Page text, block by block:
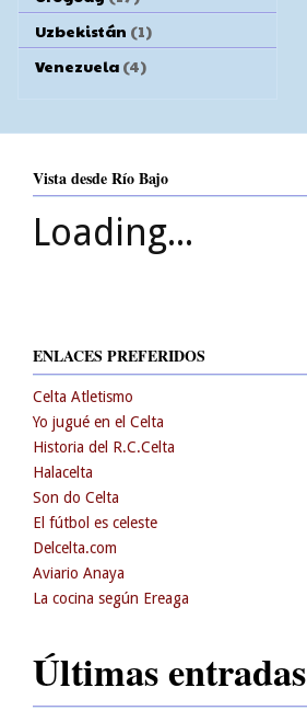
Uzbekistán (1)
Venezuela (4)
Vista desde Río Bajo
Loading...
ENLACES PREFERIDOS
Celta Atletismo
Yo jugué en el Celta
Historia del R.C.Celta
Halacelta
Son do Celta
El fútbol es celeste
Delcelta.com
Aviario Anaya
La cocina según Ereaga
Últimas entradas